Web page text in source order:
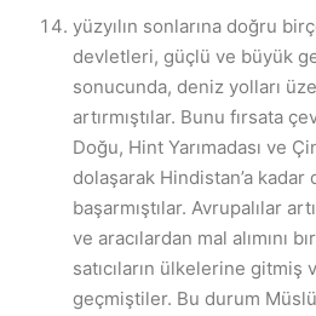
yüzyılın sonlarına doğru
devletleri, güçlü ve büyük
sonucunda, deniz yolları
artırmıştılar. Bunu fırsata
Doğu, Hint Yarımadası ve
dolaşarak Hindistan’a kadar
başarmıştılar. Avrupalılar
ve aracılardan mal alımını
satıcıların ülkelerine
geçmiştiler. Bu durum